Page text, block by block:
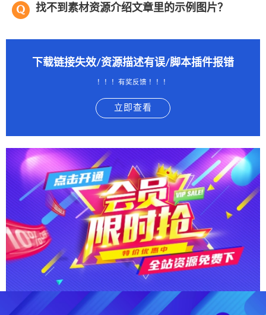
找不到素材资源介绍文章里的示例图片？
下载链接失效/资源描述有误/脚本插件报错
！！！有奖反馈 ！！！
立即查看